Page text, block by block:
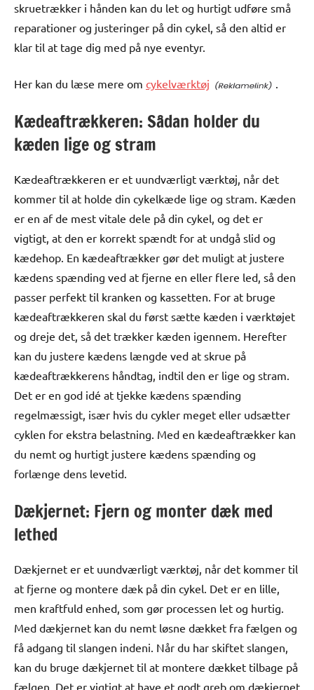
skruetrækker i hånden kan du let og hurtigt udføre små
reparationer og justeringer på din cykel, så den altid er
klar til at tage dig med på nye eventyr.
Her kan du læse mere om cykelværktøj .
Kædeaftrækkeren: Sådan holder du
kæden lige og stram
Kædeaftrækkeren er et uundværligt værktøj, når det
kommer til at holde din cykelkæde lige og stram. Kæden
er en af de mest vitale dele på din cykel, og det er
vigtigt, at den er korrekt spændt for at undgå slid og
kædehop. En kædeaftrækker gør det muligt at justere
kædens spænding ved at fjerne en eller flere led, så den
passer perfekt til kranken og kassetten. For at bruge
kædeaftrækkeren skal du først sætte kæden i værktøjet
og dreje det, så det trækker kæden igennem. Herefter
kan du justere kædens længde ved at skrue på
kædeaftrækkerens håndtag, indtil den er lige og stram.
Det er en god idé at tjekke kædens spænding
regelmæssigt, især hvis du cykler meget eller udsætter
cyklen for ekstra belastning. Med en kædeaftrækker kan
du nemt og hurtigt justere kædens spænding og
forlænge dens levetid.
Dækjernet: Fjern og monter dæk med
lethed
Dækjernet er et uundværligt værktøj, når det kommer til
at fjerne og montere dæk på din cykel. Det er en lille,
men kraftfuld enhed, som gør processen let og hurtig.
Med dækjernet kan du nemt løsne dækket fra fælgen og
få adgang til slangen indeni. Når du har skiftet slangen,
kan du bruge dækjernet til at montere dækket tilbage på
fælgen. Det er vigtigt at have et godt greb om dækjernet